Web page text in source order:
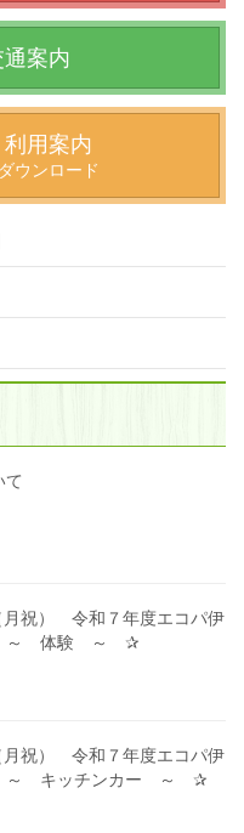
案内
用案内
ウンロード
て
祝） 令和７年度エコパ伊
③ ～ 体験 ～ ✰
祝） 令和７年度エコパ伊
～ キッチンカー ～ ✰